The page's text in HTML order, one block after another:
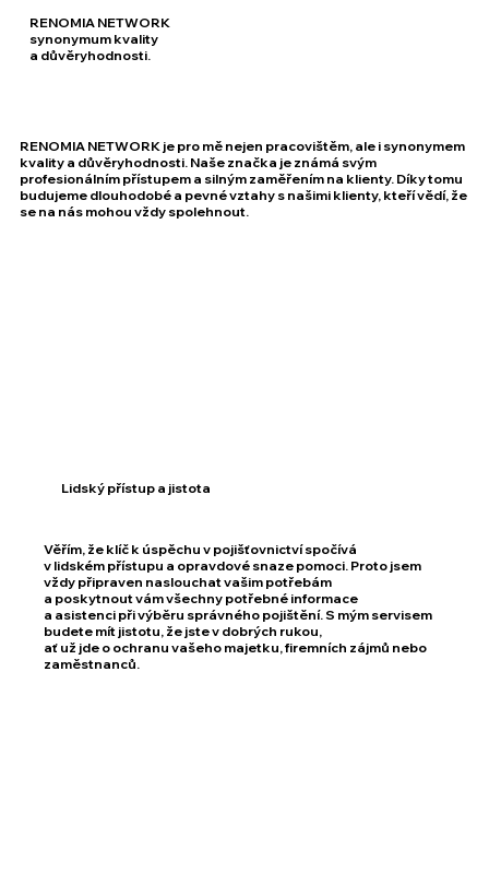
Lidský přístup a jistota
Věřím, že klíč k úspěchu v pojišťovnictví spočívá
v lidském přístupu a opravdové snaze pomoci. Proto jsem
vždy připraven naslouchat vašim potřebám
a poskytnout vám všechny potřebné informace
a asistenci při výběru správného pojištění. S mým servisem
budete mít jistotu, že jste v dobrých rukou,
ať už jde o ochranu vašeho majetku, firemních zájmů nebo
zaměstnanců.
RENOMIA NETWORK je pro mě nejen pracovištěm, ale i synonymem
kvality a důvěryhodnosti. Naše značka je známá svým
profesionálním přístupem a silným zaměřením na klienty. Díky tomu
budujeme dlouhodobé a pevné vztahy s našimi klienty, kteří vědí, že
se na nás mohou vždy spolehnout.
RENOMIA NETWORK
synonymum kvality
a důvěryhodnosti.